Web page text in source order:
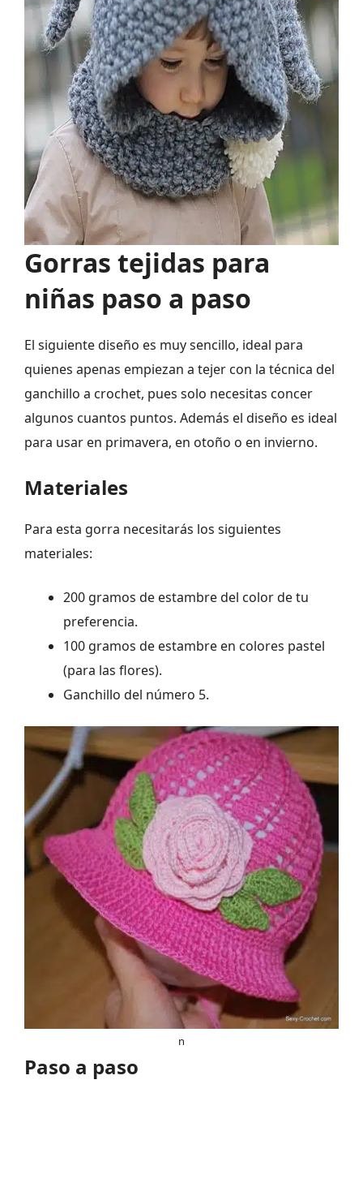
Gorras tejidas para
niñas paso a paso
El siguiente diseño es muy sencillo, ideal para
quienes apenas empiezan a tejer con la técnica del
ganchillo a crochet, pues solo necesitas concer
algunos cuantos puntos. Además el diseño es ideal
para usar en primavera, en otoño o en invierno.
Materiales
Para esta gorra necesitarás los siguientes
materiales:
200 gramos de estambre del color de tu
preferencia.
100 gramos de estambre en colores pastel
(para las flores).
Ganchillo del número 5.
n
Paso a paso